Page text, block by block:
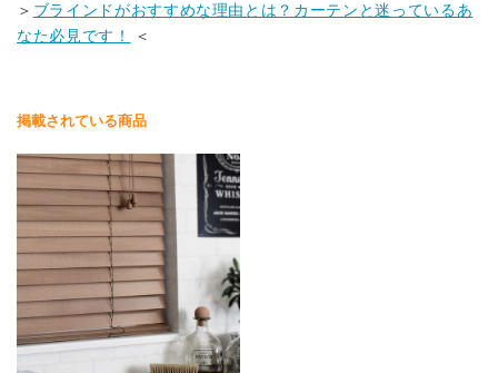
＞ ブラインドがおすすめな理由とは？カーテンと迷っているあ
なた必見です！
＜
掲載されている商品